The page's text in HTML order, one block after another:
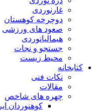
غارنوردی
دوچرخه کوهستان
صعود های ورزشی
هیمالیانوردی
جستجو و نجات
محیط زیست
کتابخانه
نکات فنی
مقالات
چهره های شاخص
کوهنوردان